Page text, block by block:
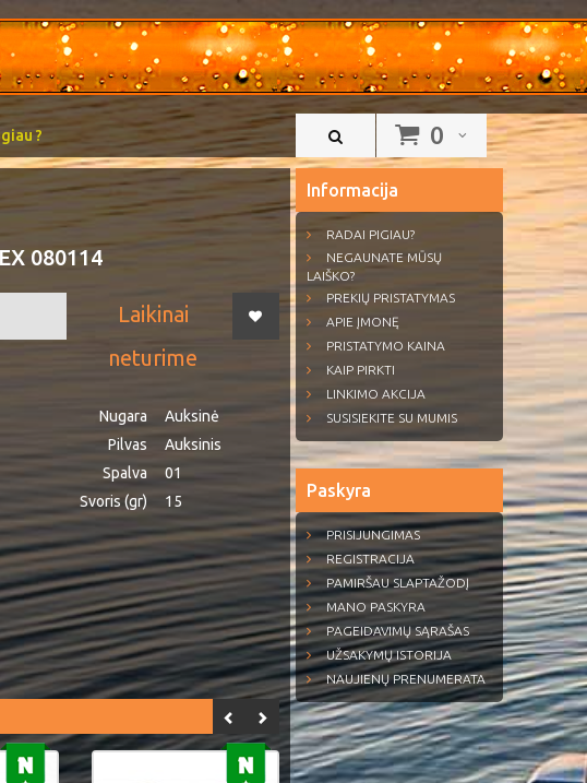
0
?
080114
Laikinai
neturime
Nugara
Auksinė
Pilvas
Auksinis
Spalva
01
Svoris (gr)
15
Informacija
RADAI PIGIAU?
NEGAUNATE MŪSŲ
LAIŠKO?
PREKIŲ PRISTATYMAS
APIE ĮMONĘ
PRISTATYMO KAINA
KAIP PIRKTI
LINKIMO AKCIJA
SUSISIEKITE SU MUMIS
Paskyra
PRISIJUNGIMAS
REGISTRACIJA
PAMIRŠAU SLAPTAŽODĮ
MANO PASKYRA
PAGEIDAVIMŲ SĄRAŠAS
UŽSAKYMŲ ISTORIJA
NAUJIENŲ PRENUMERATA